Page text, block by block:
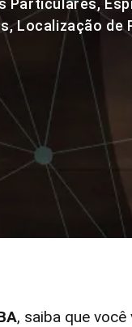
Particulares,
Localização de
, saiba que